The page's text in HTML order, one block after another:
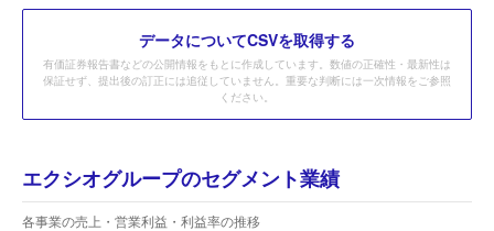
データについてCSVを取得する
有価証券報告書などの公開情報をもとに作成しています。数値の正確性・最新性は
保証せず、提出後の訂正には追従していません。重要な判断には一次情報をご参照
ください。
エクシオグループのセグメント業績
各事業の売上・営業利益・利益率の推移